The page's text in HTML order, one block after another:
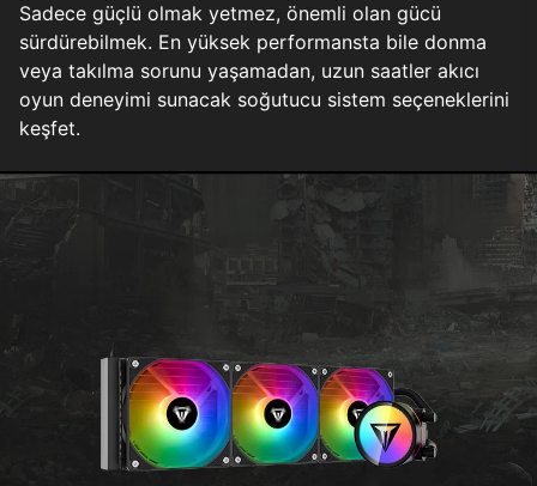
Sadece güçlü olmak yetmez, önemli olan gücü
sürdürebilmek. En yüksek performansta bile donma
veya takılma sorunu yaşamadan, uzun saatler akıcı
oyun deneyimi sunacak soğutucu sistem seçeneklerini
keşfet.